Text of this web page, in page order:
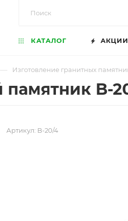
КАТАЛОГ АКЦИИ
— Изготовление гранитных
B-
Артикул: B-20/4